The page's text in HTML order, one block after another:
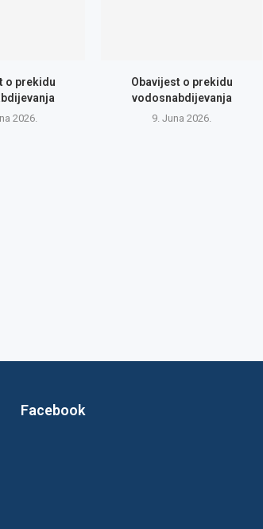
o prekidu
2026.
Obavijest o prekidu
vodosnabdijevanja
9. Juna 2026.
Facebook